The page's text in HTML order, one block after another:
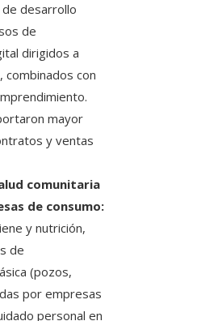
desarrollo
de
dirigidos a
con
mayor
y ventas
comunitaria
de consumo:
y nutrición,
de
(pozos,
por empresas
personal en